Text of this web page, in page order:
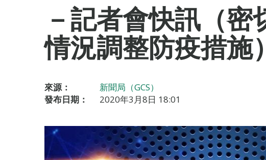
－記者會快訊（密
情況調整防疫措施
來源：
新聞局（GCS）
發布日期：
2020年3月8日 18:01